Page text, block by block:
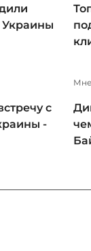
Украины
с
-